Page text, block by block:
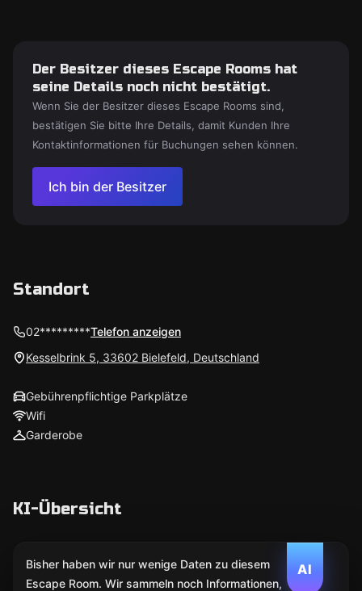
Der Besitzer dieses Escape Rooms hat
seine Details noch nicht bestätigt.
Wenn Sie der Besitzer dieses Escape Rooms sind,
bestätigen Sie bitte Ihre Details, damit Kunden Ihre
Kontaktinformationen für Buchungen sehen können.
Ich bin der Besitzer
Standort
02*********Telefon anzeigen
Kesselbrink 5, 33602 Bielefeld, Deutschland
Gebührenpflichtige Parkplätze
Wifi
Garderobe
KI-Übersicht
AI
Bisher haben wir nur wenige Daten zu diesem
Escape Room. Wir sammeln noch Informationen,